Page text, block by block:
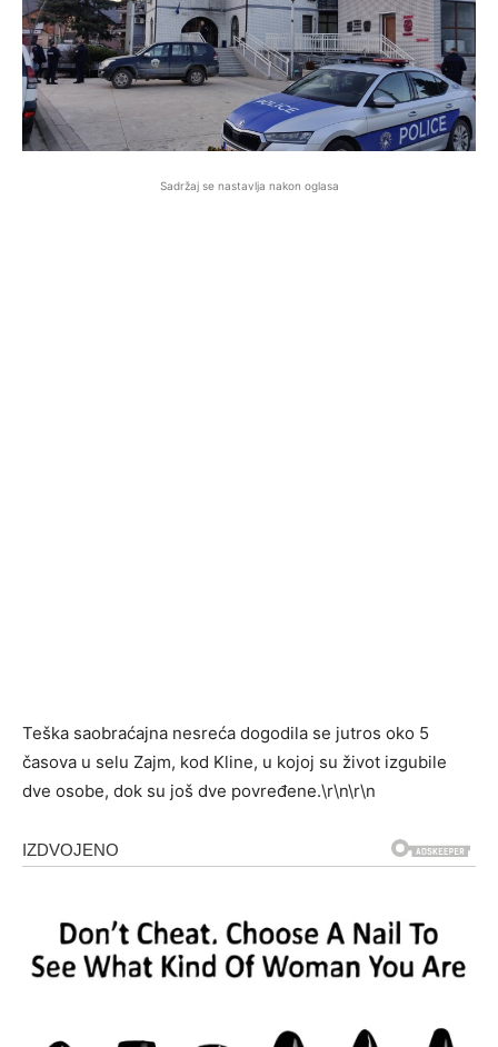
Sadržaj se nastavlja nakon oglasa
Teška saobraćajna nesreća dogodila se jutros oko 5
časova u selu Zajm, kod Kline, u kojoj su život izgubile
dve osobe, dok su još dve povređene.\r\n\r\n